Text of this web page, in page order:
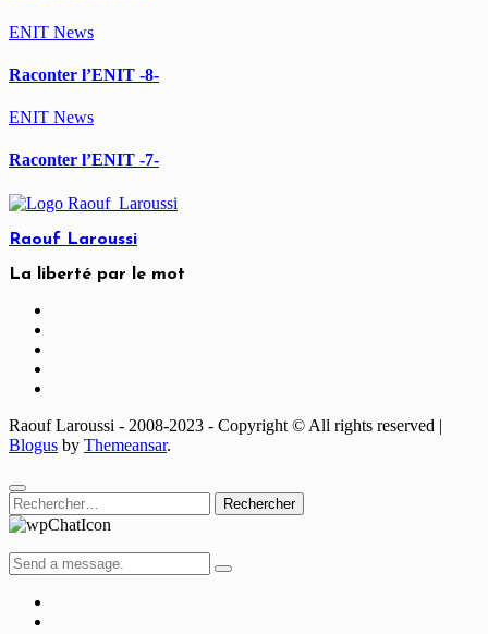
ENIT News
Raconter l’ENIT -8-
ENIT News
Raconter l’ENIT -7-
Raouf Laroussi
La liberté par le mot
Raouf Laroussi - 2008-2023 - Copyright © All rights reserved |
Blogus by Themeansar.
Rechercher :